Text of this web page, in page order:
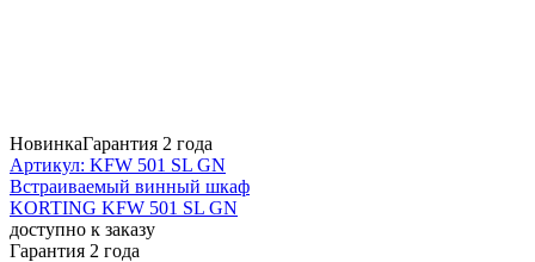
НовинкаГарантия 2 года
Артикул: KFW 501 SL GN
Встраиваемый винный шкаф
KORTING KFW 501 SL GN
доступно к заказу
Гарантия 2 года